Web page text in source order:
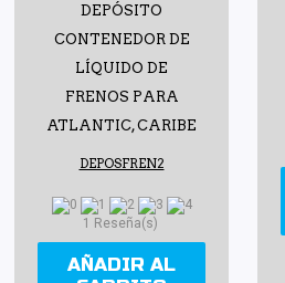
DEPÓSITO
CONTENEDOR DE
LÍQUIDO DE
FRENOS PARA
ATLANTIC, CARIBE
DEPOSFREN2
1 Reseña(s)
AÑADIR AL